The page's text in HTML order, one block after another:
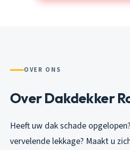
OVER ONS
Over Dakdekker
Heeft uw dak schade
vervelende lekkage? Maakt u